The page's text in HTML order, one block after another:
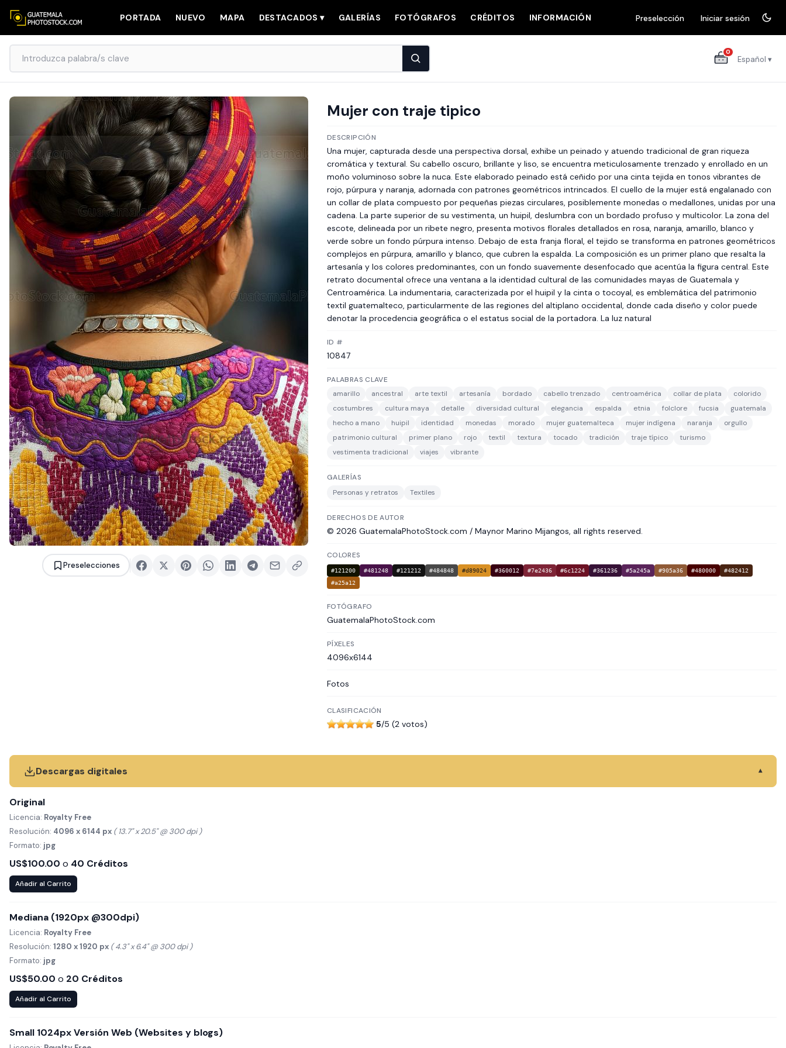
PORTADA NUEVO MAPA DESTACADOS ▾ GALERÍAS FOTÓGRAFOS CRÉDITOS INFORMACIÓN Preselección Iniciar sesión
0
Español ▾
Preselecciones
Mujer con traje tipico
DESCRIPCIÓN
Una mujer, capturada desde una perspectiva dorsal, exhibe un peinado y atuendo tradicional de gran riqueza
cromática y textural. Su cabello oscuro, brillante y liso, se encuentra meticulosamente trenzado y enrollado en un
moño voluminoso sobre la nuca. Este elaborado peinado está ceñido por una cinta tejida en tonos vibrantes de
rojo, púrpura y naranja, adornada con patrones geométricos intrincados. El cuello de la mujer está engalanado con
un collar de plata compuesto por pequeñas piezas circulares, posiblemente monedas o medallones, unidas por una
cadena. La parte superior de su vestimenta, un huipil, deslumbra con un bordado profuso y multicolor. La zona del
escote, delineada por un ribete negro, presenta motivos florales detallados en rosa, naranja, amarillo, blanco y
verde sobre un fondo púrpura intenso. Debajo de esta franja floral, el tejido se transforma en patrones geométricos
complejos en púrpura, amarillo y blanco, que cubren la espalda. La composición es un primer plano que resalta la
artesanía y los colores predominantes, con un fondo suavemente desenfocado que acentúa la figura central. Este
retrato documental ofrece una ventana a la identidad cultural de las comunidades mayas de Guatemala y
Centroamérica. La indumentaria, caracterizada por el huipil y la cinta o tocoyal, es emblemática del patrimonio
textil guatemalteco, particularmente de las regiones del altiplano occidental, donde cada diseño y color puede
denotar la procedencia geográfica o el estatus social de la portadora. La luz natural
ID #
10847
PALABRAS CLAVE
amarillo
ancestral arte textil artesanía bordado cabello trenzado centroamérica collar de plata
colorido
costumbres
cultura maya detalle diversidad cultural elegancia espalda etnia folclore fucsia
guatemala
hecho a mano
huipil identidad monedas morado mujer guatemalteca mujer indígena naranja
orgullo
patrimonio cultural
primer plano rojo textil textura tocado tradición traje típico
turismo
vestimenta tradicional
viajes vibrante
GALERÍAS
Personas y retratos
Textiles
DERECHOS DE AUTOR
© 2026 GuatemalaPhotoStock.com / Maynor Marino Mijangos, all rights reserved.
COLORES
#121200 #481248 #121212 #484848 #d89024 #360012 #7e2436 #6c1224 #361236 #5a245a #905a36 #480000
#482412
#a25a12
FOTÓGRAFO
GuatemalaPhotoStock.com
PÍXELES
4096x6144
Fotos
CLASIFICACIÓN
5/5 (2 votos)
Descargas digitales ▾
Original
Licencia: Royalty Free
Resolución: 4096 x 6144 px ( 13.7" x 20.5" @ 300 dpi )
Formato: jpg
US$100.00 o 40 Créditos
Añadir al Carrito
Mediana (1920px @300dpi)
Licencia: Royalty Free
Resolución: 1280 x 1920 px ( 4.3" x 6.4" @ 300 dpi )
Formato: jpg
US$50.00 o 20 Créditos
Añadir al Carrito
Small 1024px Versión Web (Websites y blogs)